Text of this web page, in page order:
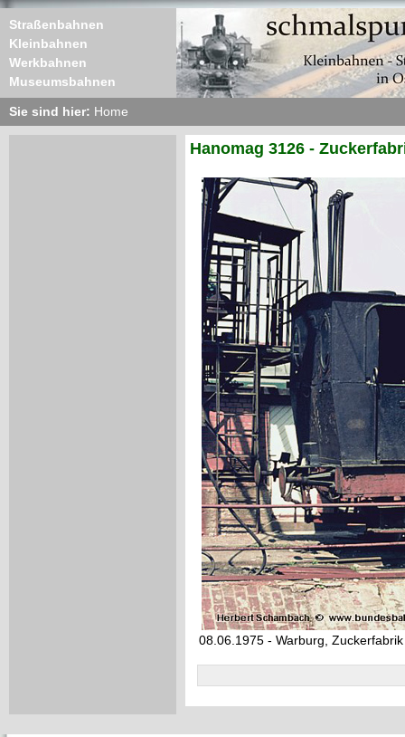
Straßenbahnen
Kleinbahnen
Werkbahnen
Museumsbahnen
Sie sind hier: Home
Hanomag 3126 -
08.06.1975 - Warburg, Zuckerfabrik